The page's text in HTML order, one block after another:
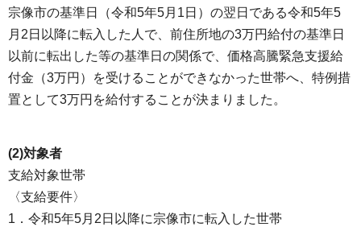
宗像市の基準日（令和5年5月1日）の翌日である令和5年5
月2日以降に転入した人で、前住所地の3万円給付の基準日
以前に転出した等の基準日の関係で、価格高騰緊急支援給
付金（3万円）を受けることができなかった世帯へ、特例措
置として3万円を給付することが決まりました。
(2)対象者
支給対象世帯
〈支給要件〉
1．令和5年5月2日以降に宗像市に転入した世帯